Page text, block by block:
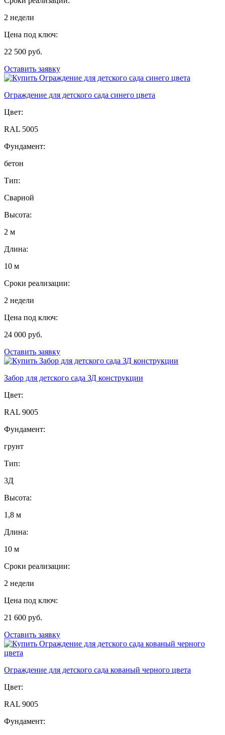
2 недели
Цена под ключ:
22 500 руб.
Оставить заявку
Ограждение для детского сада синего цвета
Цвет:
RAL 5005
Фундамент:
бетон
Тип:
Сварной
Высота:
2 м
Длина:
10 м
Сроки реализации:
2 недели
Цена под ключ:
24 000 руб.
Оставить заявку
Забор для детского сада ЗД конструкции
Цвет:
RAL 9005
Фундамент:
грунт
Тип:
3Д
Высота:
1,8 м
Длина:
10 м
Сроки реализации:
2 недели
Цена под ключ:
21 600 руб.
Оставить заявку
Ограждение для детского сада кованый черного цвета
Цвет:
RAL 9005
Фундамент: